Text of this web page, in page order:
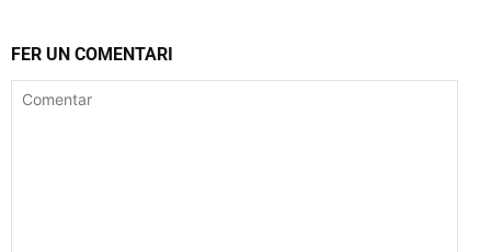
FER UN COMENTARI